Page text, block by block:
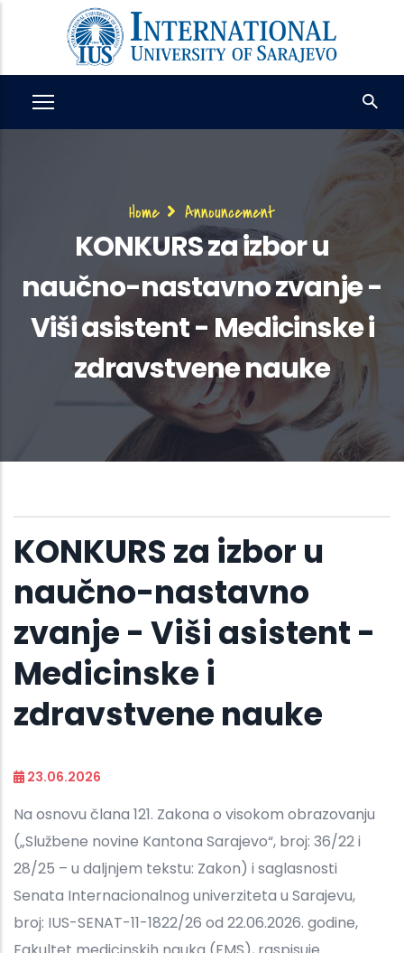
content
Breadcrumb
Home Announcement
KONKURS za izbor u
naučno-nastavno zvanje -
Viši asistent - Medicinske i
zdravstvene nauke
KONKURS za izbor u
naučno-nastavno
zvanje - Viši asistent -
Medicinske i
zdravstvene nauke
23.06.2026
Na osnovu člana 121. Zakona o visokom obrazovanju
(„Službene novine Kantona Sarajevo“, broj: 36/22 i
28/25 – u daljnjem tekstu: Zakon) i saglasnosti
Senata Internacionalnog univerziteta u Sarajevu,
broj: IUS-SENAT-11-1822/26 od 22.06.2026. godine,